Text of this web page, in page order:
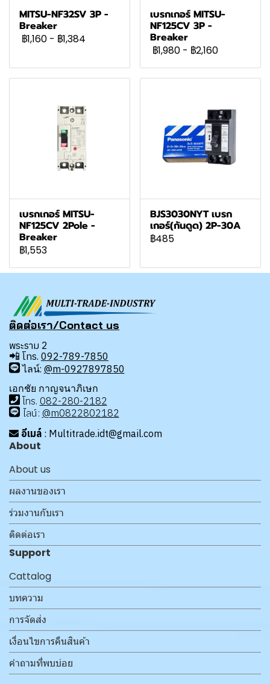
MITSU-NF32SV 3P -
Breaker
฿1,160 - ฿1,384
เบรกเกอร์ MITSU-
NF125CV 3P -
Breaker
฿1,980 - ฿2,160
เบรกเกอร์ MITSU-
NF125CV 2Pole -
Breaker
฿1,553
BJS3030NYT เบรก
เกอร์(กันดูด) 2P-30A
฿485
ติดต่อเรา/Contact us
พระราม 2
📲 โทร. 092-789-7850
ไลน์: @m-0927897850
เอกชัย กาญจนาภิเษก
โทร. 082-280-2182
ไลน์: @m0822802182
อีเมล์ : Multitrade.idt@gmail.com
About
About us
ผลงานของเรา
ร่วมงานกับเรา
ติดต่อเรา
Support
Cattalog
บทความ
การจัดส่ง
เงื่อนไขการคืนสินค้า
คำถามที่พบบ่อย